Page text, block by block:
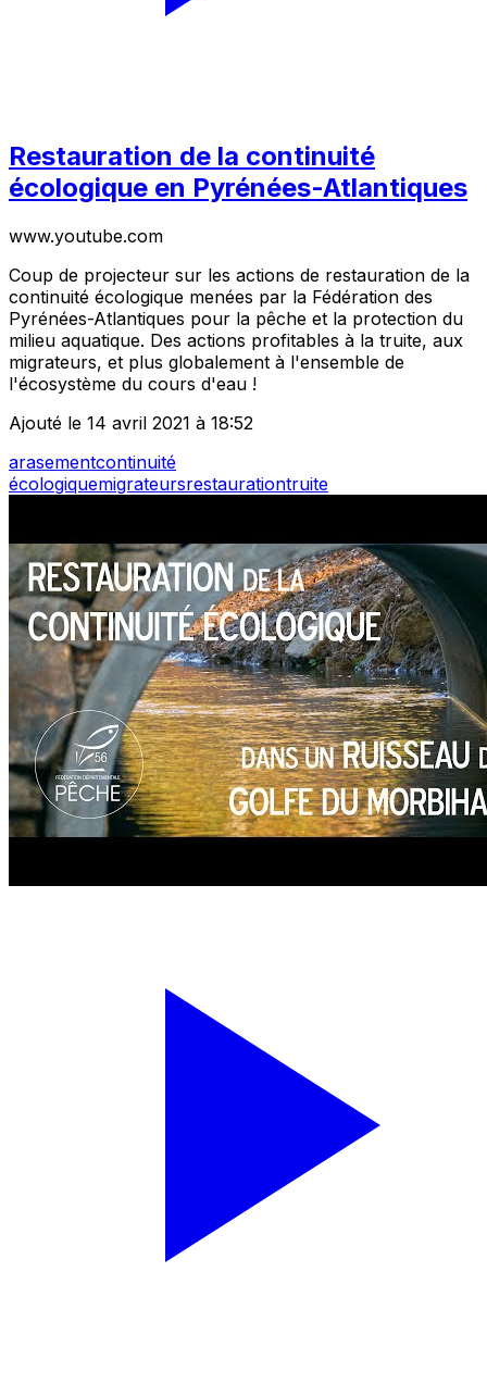
Restauration de la continuité
écologique en Pyrénées-Atlantiques
www.youtube.com
Coup de projecteur sur les actions de restauration de la
continuité écologique menées par la Fédération des
Pyrénées-Atlantiques pour la pêche et la protection du
milieu aquatique. Des actions profitables à la truite, aux
migrateurs, et plus globalement à l'ensemble de
l'écosystème du cours d'eau !
Ajouté le 14 avril 2021 à 18:52
arasementcontinuité
écologiquemigrateursrestaurationtruite